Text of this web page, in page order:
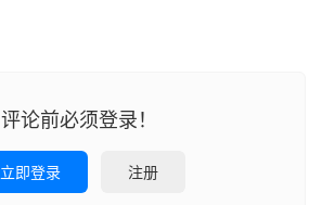
评论前必须登录！
立即登录 注册